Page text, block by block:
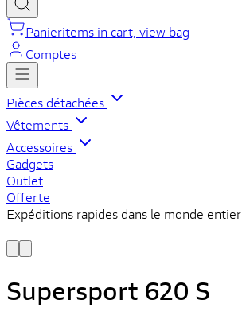
Panieritems in cart, view bag
Comptes
Pièces détachées
Vêtements
Accessoires
Gadgets
Outlet
Offerte
Expéditions rapides dans le monde entier
Supersport 620 S